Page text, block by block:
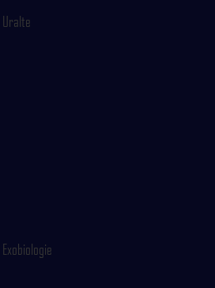
Uralte
Exobiologie